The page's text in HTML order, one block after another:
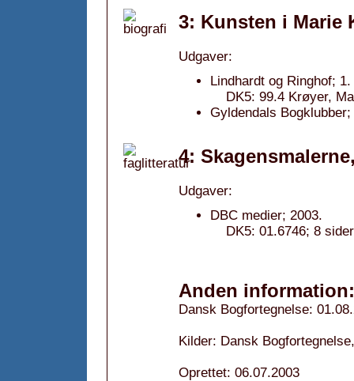
3: Kunsten i Marie
Udgaver:
Lindhardt og Ringhof;
DK5: 99.4 Krøyer,
Gyldendals
4:
Udgaver:
DBC medier; 2003.
DK5: 01.6746; 8
Anden information:
Dansk Bogfortegnelse:
Kilder: Dansk
Oprettet: 06.07.2003